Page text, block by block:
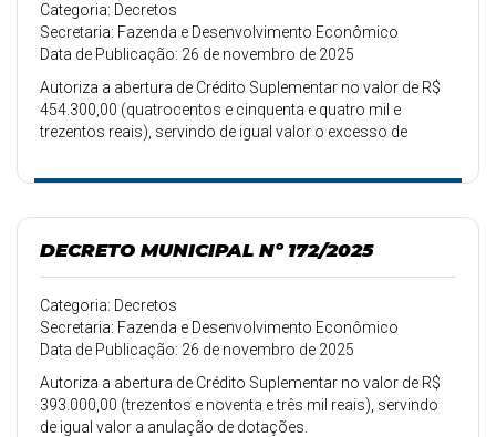
Categoria: Decretos
Secretaria: Fazenda e Desenvolvimento Econômico
Data de Publicação: 26 de novembro de 2025
Autoriza a abertura de Crédito Suplementar no valor de R$
454.300,00 (quatrocentos e cinquenta e quatro mil e
trezentos reais), servindo de igual valor o excesso de
DECRETO MUNICIPAL Nº 172/2025
Categoria: Decretos
Secretaria: Fazenda e Desenvolvimento Econômico
Data de Publicação: 26 de novembro de 2025
Autoriza a abertura de Crédito Suplementar no valor de R$
393.000,00 (trezentos e noventa e três mil reais), servindo
de igual valor a anulação de dotações.